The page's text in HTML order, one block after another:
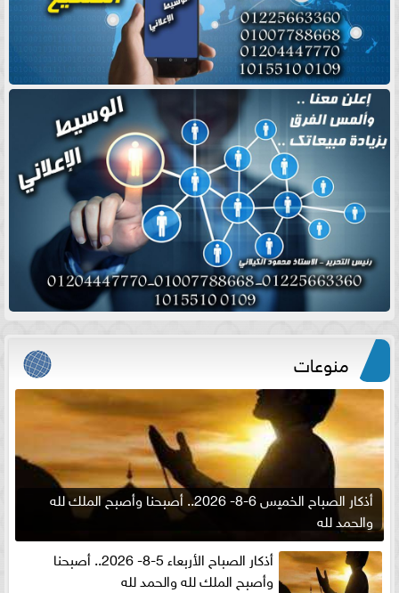
منوعات
أذكار الصباح الخميس 6-8- 2026.. أصبحنا وأصبح الملك لله
والحمد لله
أذكار الصباح الأربعاء 5-8- 2026.. أصبحنا
وأصبح الملك لله والحمد لله